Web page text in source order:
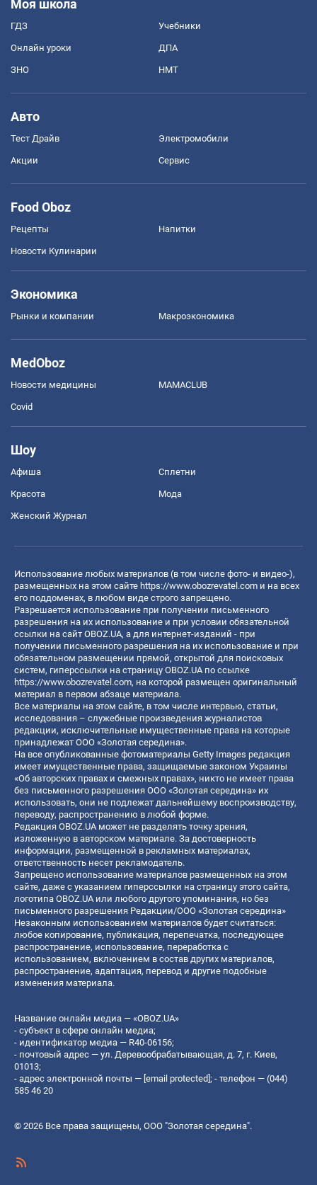
Моя школа
ГДЗ Учебники
Онлайн уроки ДПА
ЗНО НМТ
Авто
Тест Драйв Электромобили
Акции Сервис
Food Oboz
Рецепты Напитки
Новости Кулинарии
Экономика
Рынки и компании Mакроэкономика
MedOboz
Новости медицины MAMACLUB
Covid
Шоу
Афиша Сплетни
Красота Мода
Женский Журнал
Использование любых материалов (в том числе фото- и видео-),
размещенных на этом сайте https://www.obozrevatel.com и на всех
его поддоменах, в любом виде строго запрещено.
Разрешается использование при получении письменного
разрешения на их использование и при условии обязательной
ссылки на сайт OBOZ.UA, а для интернет-изданий - при
получении письменного разрешения на их использование и при
обязательном размещении прямой, открытой для поисковых
систем, гиперссылки на страницу OBOZ.UA по ссылке
https://www.obozrevatel.com, на которой размещен оригинальный
материал в первом абзаце материала.
Все материалы на этом сайте, в том числе интервью, статьи,
исследования – служебные произведения журналистов
редакции, исключительные имущественные права на которые
принадлежат ООО «Золотая середина».
На все опубликованные фотоматериалы Getty Images редакция
имеет имущественные права, защищаемые законом Украины
«Об авторских правах и смежных правах», никто не имеет права
без письменного разрешения ООО «Золотая середина» их
использовать, они не подлежат дальнейшему воспроизводству,
переводу, распространению в любой форме.
Редакция OBOZ.UA может не разделять точку зрения,
изложенную в авторском материале. За достоверность
информации, размещенной в рекламных материалах,
ответственность несет рекламодатель.
Запрещено использование материалов размещенных на этом
сайте, даже с указанием гиперссылки на страницу этого сайта,
логотипа OBOZ.UA или любого другого упоминания, но без
письменного разрешения Редакции/ООО «Золотая середина»
Незаконным использованием материалов будет считаться:
любое копирование, публикация, перепечатка, последующее
распространение, использование, переработка с
использованием, включением в состав других материалов,
распространение, адаптация, перевод и другие подобные
изменения материала.
Название онлайн медиа — «OBOZ.UA»
- субъект в сфере онлайн медиа;
- идентификатор медиа — R40-06156;
- почтовый адрес — ул. Деревообрабатывающая, д. 7, г. Киев,
01013;
- адрес электронной почты — [email protected]; - телефон — (044)
585 46 20
© 2026 Все права защищены, ООО "Золотая середина".